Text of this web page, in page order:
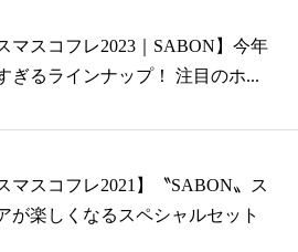
マスコフレ2023｜SABON】今年
ぎるラインナップ！ 注目のホ...
マスコフレ2021】〝SABON〟ス
が楽しくなるスペシャルセット